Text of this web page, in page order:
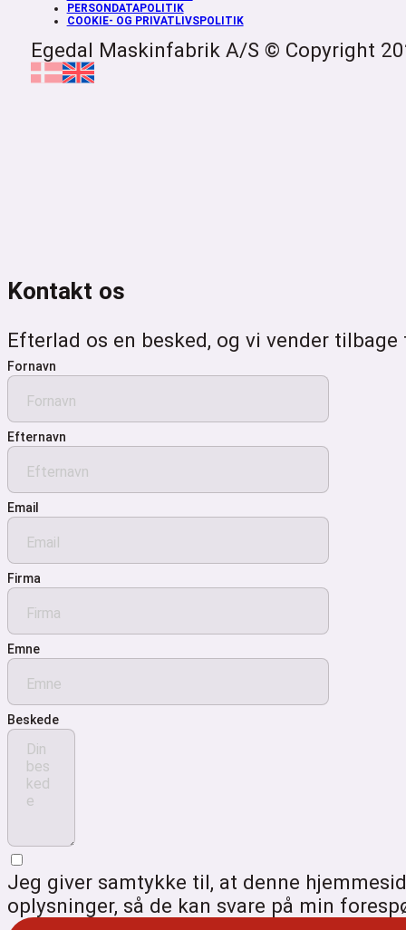
PERSONDATAPOLITIK
COOKIE- OG PRIVATLIVSPOLITIK
Egedal Maskinfabrik A/S © Copyright
Kontakt os
Efterlad os en besked, og vi vender
Fornavn
Efternavn
Email
Firma
Emne
Beskede
Jeg giver samtykke til, at denne
oplysninger, så de kan svare på min